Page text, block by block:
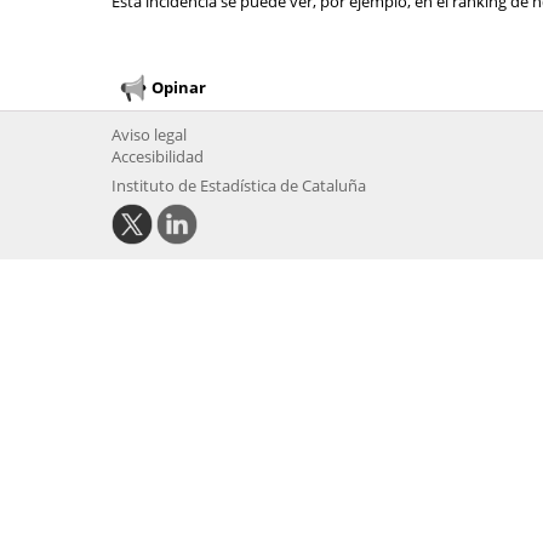
Opinar
Aviso legal
Accesibilidad
Instituto de Estadística de Cataluña